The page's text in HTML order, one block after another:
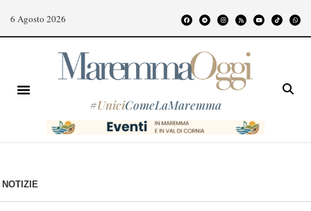
6 Agosto 2026
#UniciComeLaMaremma
NOTIZIE